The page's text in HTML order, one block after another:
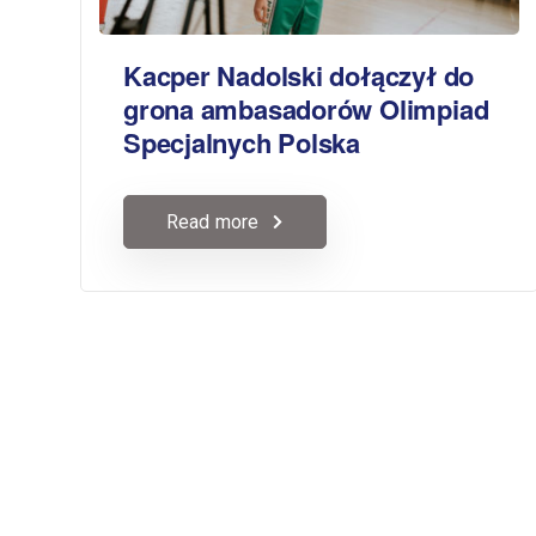
Kacper Nadolski dołączył do
grona ambasadorów Olimpiad
Specjalnych Polska
Read more